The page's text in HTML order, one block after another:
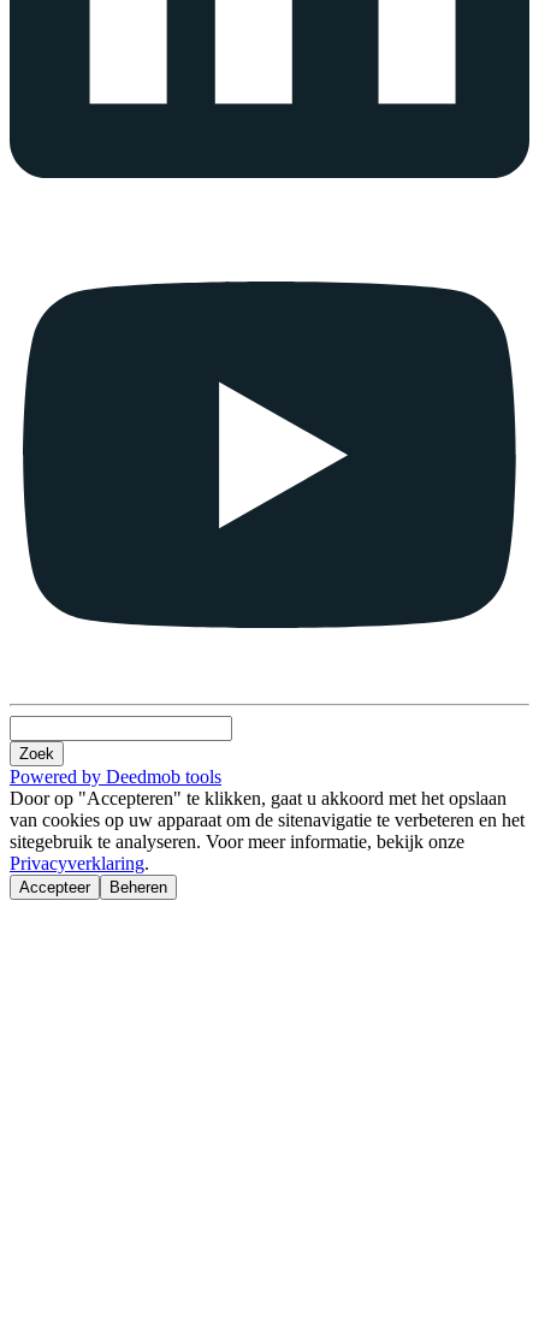
Zoek
Powered by Deedmob tools
Door op "Accepteren" te klikken, gaat u akkoord met het opslaan
van cookies op uw apparaat om de sitenavigatie te verbeteren en het
sitegebruik te analyseren. Voor meer informatie, bekijk onze
Privacyverklaring.
Accepteer Beheren